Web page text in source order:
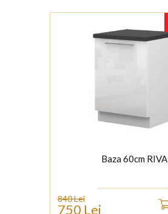
Baza 60cm RIVA
840 Lei
750 Lei